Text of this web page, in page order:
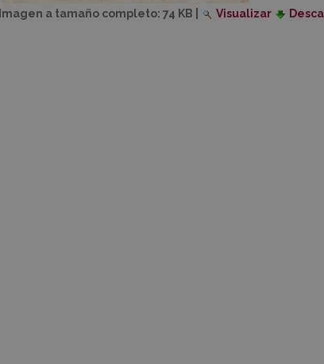
Imagen a tamaño completo: 74 KB Visualizar